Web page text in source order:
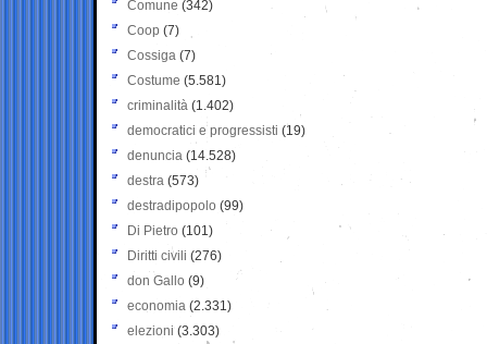
Comune (342)
Coop (7)
Cossiga (7)
Costume (5.581)
criminalità (1.402)
democratici e progressisti (19)
denuncia (14.528)
destra (573)
destradipopolo (99)
Di Pietro (101)
Diritti civili (276)
don Gallo (9)
economia (2.331)
elezioni (3.303)